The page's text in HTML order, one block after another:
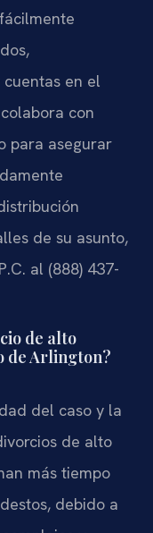
en el
con
para asegurar
de su asunto,
al (888) 437-
de alto
de Arlington?
del caso y la
de alto
más tiempo
debido a